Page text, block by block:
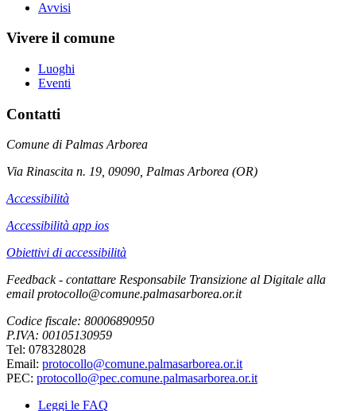
Avvisi
Vivere il comune
Luoghi
Eventi
Contatti
Comune di Palmas Arborea
Via Rinascita n. 19, 09090, Palmas Arborea (OR)
Accessibilità
Accessibilità app ios
Obiettivi di accessibilità
Feedback - contattare Responsabile Transizione al Digitale alla
email protocollo@comune.palmasarborea.or.it
Codice fiscale: 80006890950
P.IVA: 00105130959
Tel: 078328028
Email: protocollo@comune.palmasarborea.or.it
PEC: protocollo@pec.comune.palmasarborea.or.it
Leggi le FAQ